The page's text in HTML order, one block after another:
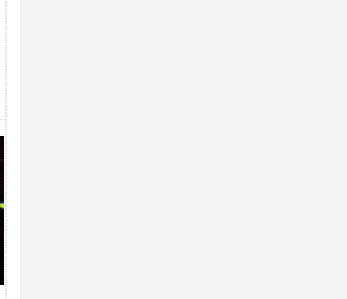
Росія атакувала Суми КАБами:
торговельний центр, будинки, є